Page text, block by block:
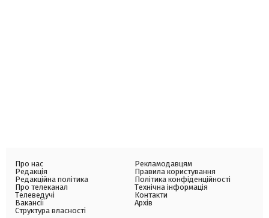
Про нас
Редакція
Редакційна політика
Про телеканал
Телеведучі
Вакансії
Структура власності
Рекламодавцям
Правила користування
Політика конфіденційності
Технічна інформація
Контакти
Архів